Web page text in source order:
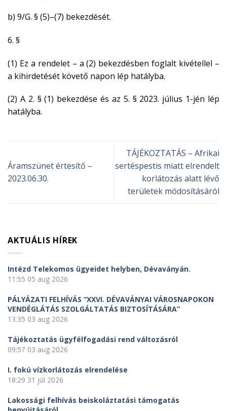
b) 9/G. § (5)–(7) bekezdését.
6. §
(1) Ez a rendelet – a (2) bekezdésben foglalt kivétellel –
a kihirdetését követő napon lép hatályba.
(2) A 2. § (1) bekezdése és az 5. § 2023. július 1-jén lép
hatályba.
Áramszünet értesítő –
2023.06.30.
TÁJÉKOZTATÁS – Afrikai
sertéspestis miatt elrendelt
korlátozás alatt lévő
területek módosításáról
AKTUÁLIS HÍREK
Intézd Telekomos ügyeidet helyben, Dévaványán.
11:55 05 aug 2026
PÁLYÁZATI FELHÍVÁS “XXVI. DÉVAVÁNYAI VÁROSNAPOKON
VENDÉGLÁTÁS SZOLGÁLTATÁS BIZTOSÍTÁSÁRA”
13:35 03 aug 2026
Tájékoztatás ügyfélfogadási rend változásról
09:57 03 aug 2026
I. fokú vízkorlátozás elrendelése
18:29 31 júl 2026
Lakossági felhívás beiskoláztatási támogatás